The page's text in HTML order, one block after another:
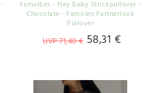
Famvibes - Hey Baby Strickpullover -
Chocolate - Familien Partnerlook
Pullover
UVP 71,40 € 58,31 €